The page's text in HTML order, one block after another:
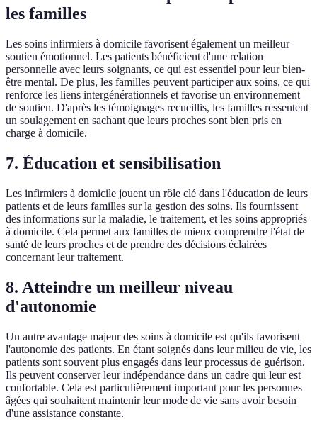
les familles
Les soins infirmiers à domicile favorisent également un meilleur
soutien émotionnel. Les patients bénéficient d'une relation
personnelle avec leurs soignants, ce qui est essentiel pour leur bien-
être mental. De plus, les familles peuvent participer aux soins, ce qui
renforce les liens intergénérationnels et favorise un environnement
de soutien. D'après les témoignages recueillis, les familles ressentent
un soulagement en sachant que leurs proches sont bien pris en
charge à domicile.
7. Éducation et sensibilisation
Les infirmiers à domicile jouent un rôle clé dans l'éducation de leurs
patients et de leurs familles sur la gestion des soins. Ils fournissent
des informations sur la maladie, le traitement, et les soins appropriés
à domicile. Cela permet aux familles de mieux comprendre l'état de
santé de leurs proches et de prendre des décisions éclairées
concernant leur traitement.
8. Atteindre un meilleur niveau
d'autonomie
Un autre avantage majeur des soins à domicile est qu'ils favorisent
l'autonomie des patients. En étant soignés dans leur milieu de vie, les
patients sont souvent plus engagés dans leur processus de guérison.
Ils peuvent conserver leur indépendance dans un cadre qui leur est
confortable. Cela est particulièrement important pour les personnes
âgées qui souhaitent maintenir leur mode de vie sans avoir besoin
d'une assistance constante.